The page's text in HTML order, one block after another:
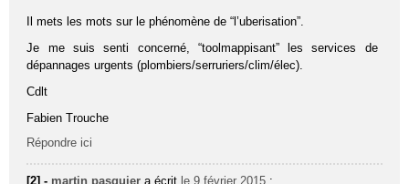
Il mets les mots sur le phénomène de “l’uberisation”.
Je me suis senti concerné, “toolmappisant” les services de
dépannages urgents (plombiers/serruriers/clim/élec).
Cdlt
Fabien Trouche
Répondre ici
[2] - martin pasquier a écrit le 9 février 2015 :